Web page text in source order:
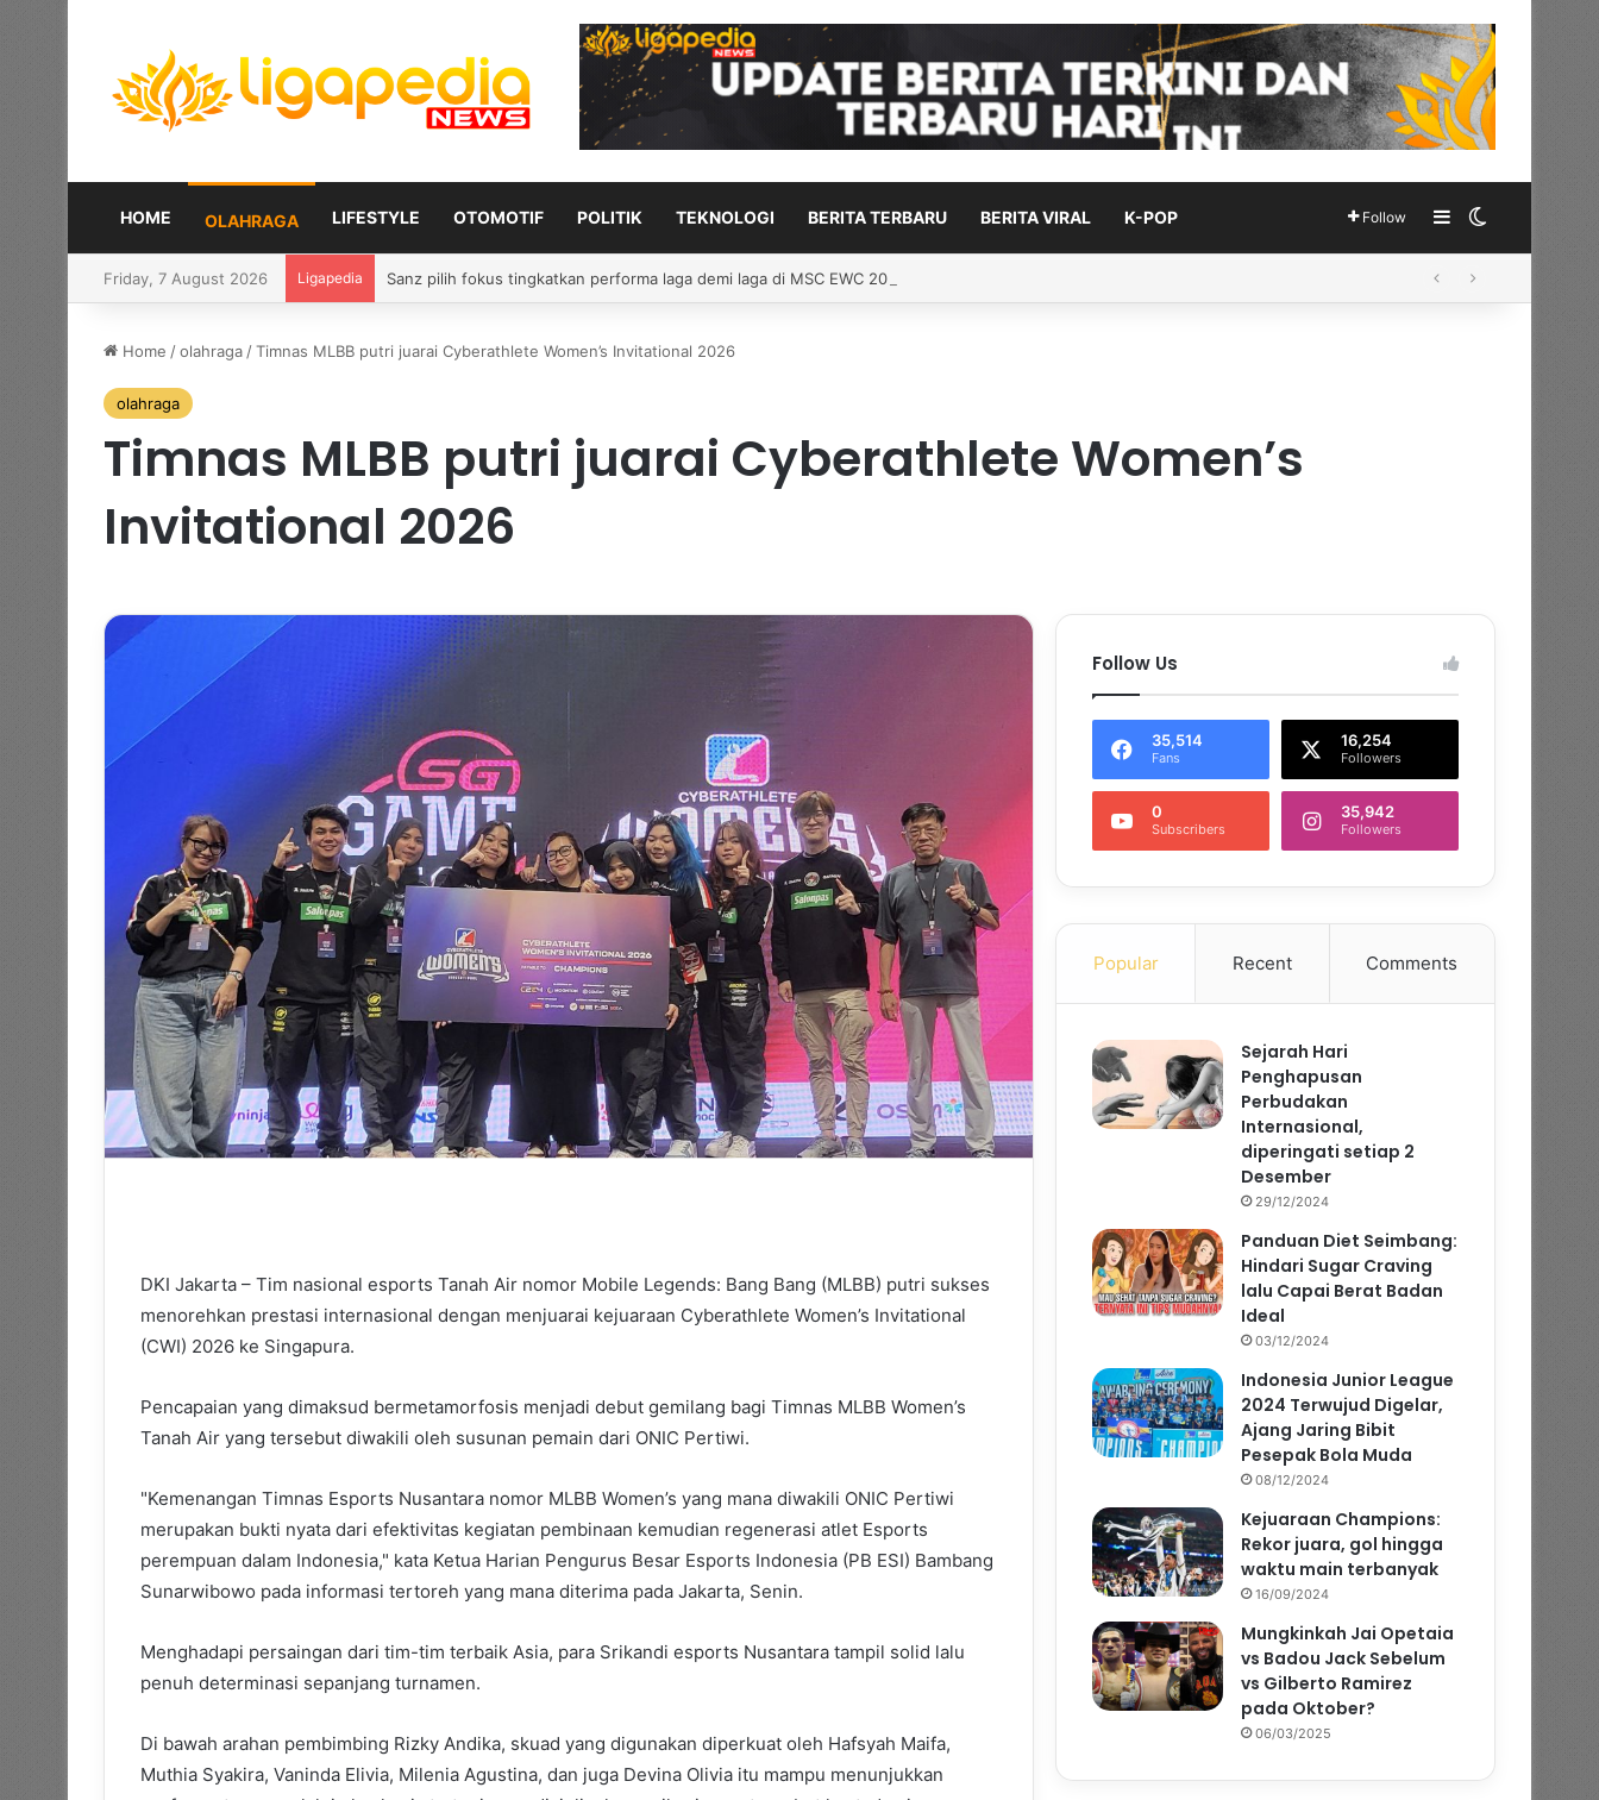
HOME OLAHRAGA LIFESTYLE OTOMOTIF POLITIK TEKNOLOGI BERITA TERBARU BERITA VIRAL K-POP Follow Sidebar
Friday, 7 August 2026 Ligapedia Negeri Paman Sam akan berlakukan tarif baru hingga 12,5 persen ke 60 mitra dagang
Home /olahraga /Timnas MLBB putri juarai Cyberathlete Women’s Invitational 2026
olahraga
Timnas MLBB putri juarai Cyberathlete Women’s
Invitational 2026
DKI Jakarta – Tim nasional esports Tanah Air nomor Mobile Legends: Bang Bang (MLBB) putri sukses
menorehkan prestasi internasional dengan menjuarai kejuaraan Cyberathlete Women’s Invitational
(CWI) 2026 ke Singapura.
Pencapaian yang dimaksud bermetamorfosis menjadi debut gemilang bagi Timnas MLBB Women’s
Tanah Air yang tersebut diwakili oleh susunan pemain dari ONIC Pertiwi.
"Kemenangan Timnas Esports Nusantara nomor MLBB Women’s yang mana diwakili ONIC Pertiwi
merupakan bukti nyata dari efektivitas kegiatan pembinaan kemudian regenerasi atlet Esports
perempuan dalam Indonesia," kata Ketua Harian Pengurus Besar Esports Indonesia (PB ESI) Bambang
Sunarwibowo pada informasi tertoreh yang mana diterima pada Jakarta, Senin.
Menghadapi persaingan dari tim-tim terbaik Asia, para Srikandi esports Nusantara tampil solid lalu
penuh determinasi sepanjang turnamen.
Di bawah arahan pembimbing Rizky Andika, skuad yang digunakan diperkuat oleh Hafsyah Maifa,
Muthia Syakira, Vaninda Elivia, Milenia Agustina, dan juga Devina Olivia itu mampu menunjukkan
Follow Us
35,514
Fans
16,254
Followers
0
Subscribers
35,942
Followers
Popular Recent Comments
Sejarah Hari
Penghapusan
Perbudakan
Internasional,
diperingati setiap 2
Desember
29/12/2024
Panduan Diet Seimbang:
Hindari Sugar Craving
lalu Capai Berat Badan
Ideal
03/12/2024
Indonesia Junior League
2024 Terwujud Digelar,
Ajang Jaring Bibit
Pesepak Bola Muda
08/12/2024
Kejuaraan Champions:
Rekor juara, gol hingga
waktu main terbanyak
16/09/2024
Mungkinkah Jai Opetaia
vs Badou Jack Sebelum
vs Gilberto Ramirez
pada Oktober?
06/03/2025